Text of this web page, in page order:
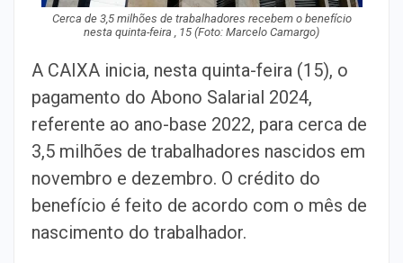
Cerca de 3,5 milhões de trabalhadores recebem o benefício
nesta quinta-feira , 15 (Foto: Marcelo Camargo)
A CAIXA inicia, nesta quinta-feira (15), o
pagamento do Abono Salarial 2024,
referente ao ano-base 2022, para cerca de
3,5 milhões de trabalhadores nascidos em
novembro e dezembro. O crédito do
benefício é feito de acordo com o mês de
nascimento do trabalhador.